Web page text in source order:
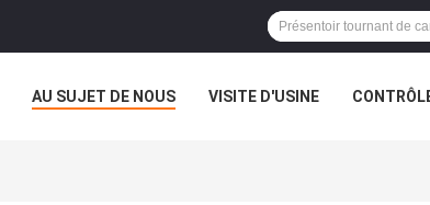
AU SUJET DE NOUS VISITE D'USINE